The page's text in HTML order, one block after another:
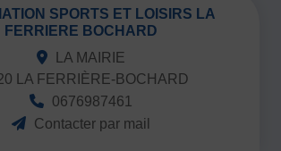
SPORTS ET LOISIRS LA
FERRIERE BOCHARD
LA MAIRIE
LA FERRIÈRE-BOCHARD
0676987461
Contacter par mail